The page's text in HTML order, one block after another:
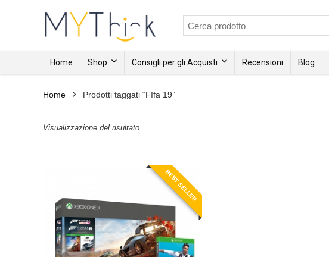
Home Shop Consigli per gli Acquisti Recensioni Blog
Home Prodotti taggati “FIfa 19”
Visualizzazione del risultato
BEST SELLER